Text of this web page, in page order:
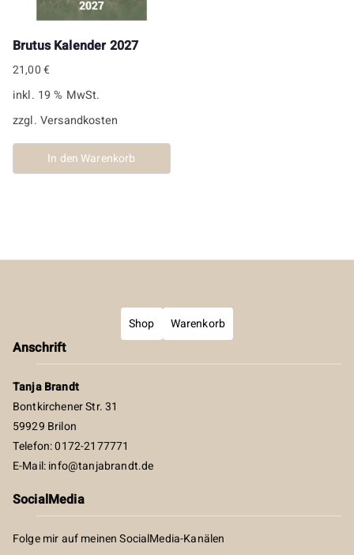
Brutus Kalender 2027
21,00€
inkl. 19 % MwSt.
zzgl. Versandkosten
In den Warenkorb
Shop Warenkorb
Anschrift
Tanja Brandt
Bontkirchener Str. 31
59929 Brilon
Telefon: 0172-2177771
E-Mail:info@tanjabrandt.de
SocialMedia
Folge mir auf meinen SocialMedia-Kanälen